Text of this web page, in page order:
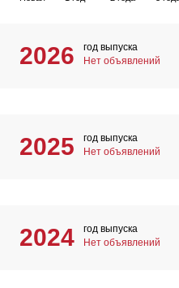
2026
год выпуска
Нет объявлений
2025
год выпуска
Нет объявлений
2024
год выпуска
Нет объявлений